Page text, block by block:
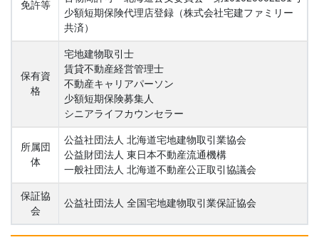
免許等
少額短期保険代理店登録（株式会社宅建ファミリー
共済）
保有資
格
宅地建物取引士
賃貸不動産経営管理士
不動産キャリアパーソン
少額短期保険募集人
シニアライフカウンセラー
所属団
体
公益社団法人 北海道宅地建物取引業協会
公益財団法人 東日本不動産流通機構
一般社団法人 北海道不動産公正取引協議会
保証協
会
公益社団法人 全国宅地建物取引業保証協会